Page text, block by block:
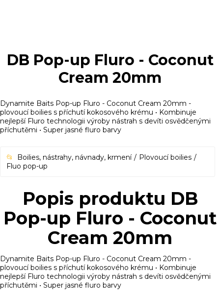
DB Pop-up Fluro - Coconut
Cream 20mm
Dynamite Baits Pop-up Fluro - Coconut Cream 20mm -
plovoucí boilies s příchutí kokosového krému • Kombinuje
nejlepší Fluro technologii výroby nástrah s devíti osvědčenými
příchutěmi • Super jasné fluro barvy
Boilies, nástrahy, návnady, krmení
Plovoucí boilies
Fluo pop-up
Popis produktu DB
Pop-up Fluro - Coconut
Cream 20mm
Dynamite Baits Pop-up Fluro - Coconut Cream 20mm -
plovoucí boilies s příchutí kokosového krému • Kombinuje
nejlepší Fluro technologii výroby nástrah s devíti osvědčenými
příchutěmi • Super jasné fluro barvy